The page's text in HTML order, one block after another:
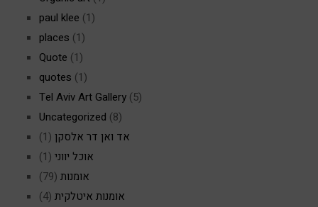
paul klee (1)
places (1)
Quote (1)
quotes (1)
Tel Aviv Art Gallery (5)
Uncategorized (8)
אד ואן דר אלסקן (1)
אוכל יווני (1)
אומנות (79)
אומנות איטלקית (4)